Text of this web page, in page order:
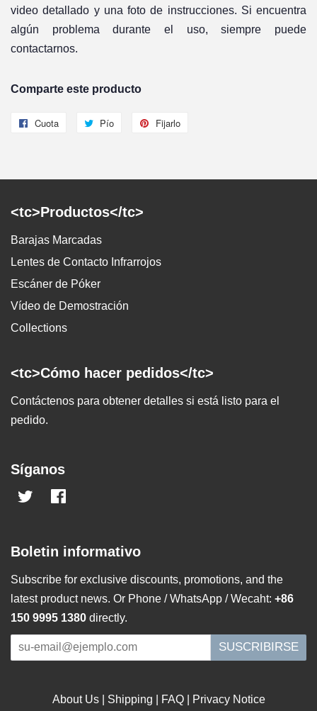
video detallado y una foto de instrucciones. Si encuentra
algún problema durante el uso, siempre puede
contactarnos.
Comparte este producto
Cuota
CompartirPío
Twittear Fijarlo
<tc>Productos</tc>
Barajas Marcadas
Lentes de Contacto Infrarrojos
Escáner de Póker
Vídeo de Demostración
Collections
<tc>Cómo hacer pedidos</tc>
Contáctenos para obtener detalles si está listo para el
pedido.
Síganos
Twitter
Boletin informativo
Subscribe for exclusive discounts, promotions, and the
latest product news. Or Phone / WhatsApp / Wecaht: +86
150 9995 1380 directly.
SUSCRIBIRSE
About Us| Shipping FAQ| Privacy Notice